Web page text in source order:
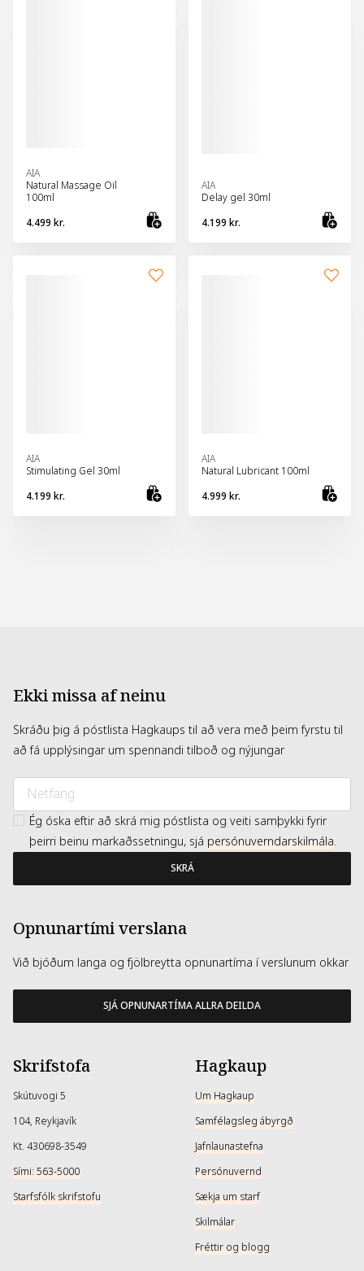
AIA
Natural Massage Oil
100ml
4.499 kr.
AIA
Delay gel 30ml
4.199 kr.
AIA
Stimulating Gel 30ml
4.199 kr.
AIA
Natural Lubricant 100ml
4.999 kr.
Ekki missa af neinu
Skráðu þig á póstlista Hagkaups til að vera með þeim fyrstu til
að fá upplýsingar um spennandi tilboð og nýjungar
Ég óska eftir að skrá mig póstlista og veiti samþykki fyrir
þeirri beinu markaðssetningu, sjá persónuverndarskilmála.
SKRÁ
Opnunartími verslana
Við bjóðum langa og fjölbreytta opnunartíma í verslunum okkar
SJÁ OPNUNARTÍMA ALLRA DEILDA
Skrifstofa
Skútuvogi 5
104, Reykjavík
Kt. 430698-3549
Sími: 563-5000
Starfsfólk skrifstofu
Hagkaup
Um Hagkaup
Samfélagsleg ábyrgð
Jafnlaunastefna
Persónuvernd
Sækja um starf
Skilmálar
Fréttir og blogg